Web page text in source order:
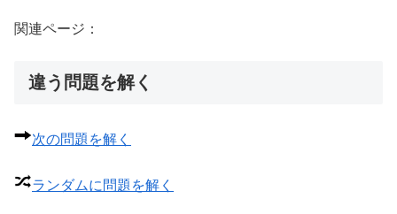
関連ページ：
違う問題を解く
次の問題を解く
ランダムに問題を解く